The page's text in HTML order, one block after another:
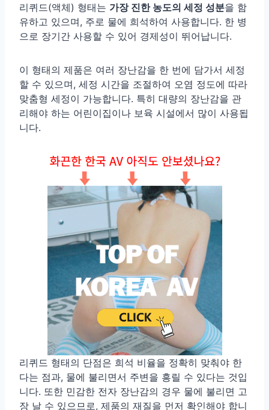
리퀴드(액체) 형태는 가장 진한 농도의 세정 성분을 함
유하고 있으며, 주로 물에 희석하여 사용합니다. 한 병
으로 장기간 사용할 수 있어 경제성이 뛰어납니다.
이 형태의 제품은 여러 장난감을 한 번에 담가서 세정
할 수 있으며, 세정 시간을 조절하여 오염 정도에 따라
맞춤형 세정이 가능합니다. 특히 대량의 장난감을 관
리해야 하는 어린이집이나 보육 시설에서 많이 사용됩
니다.
리퀴드 형태의 단점은 희석 비율을 정확히 맞춰야 한
다는 점과, 물에 불리면서 주변을 흥릴 수 있다는 것입
니다. 또한 민감한 전자 장난감의 경우 물에 불리면 고
장 날 수 있으므로, 제품의 재질을 먼저 확인해야 합니